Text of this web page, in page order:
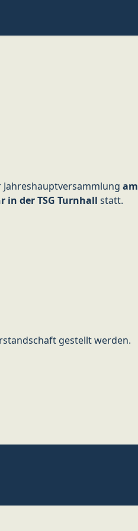
am
in der TSG Turnhall statt.
gestellt werden.